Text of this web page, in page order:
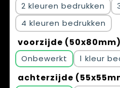
2
4
voorzijde (50x80mm)
Onbewerkt 1
achterzijde